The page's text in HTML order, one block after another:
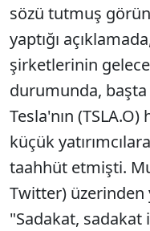
sözü tutmuş
yaptığı
şirketlerinin
durumunda,
Tesla'nın
küçük
taahhüt etmişti.
Twitter) üzerinden
"Sadakat,